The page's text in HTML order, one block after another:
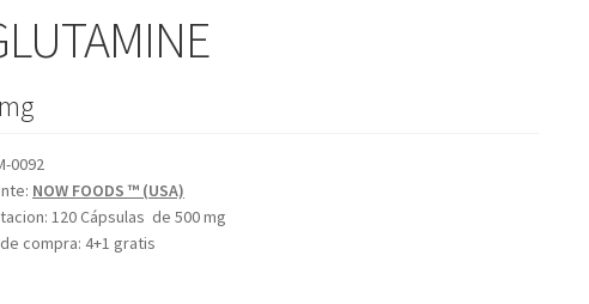
0092
NOW FOODS ™ (USA)
120 Cápsulas de 500 mg
compra: 4+1 gratis